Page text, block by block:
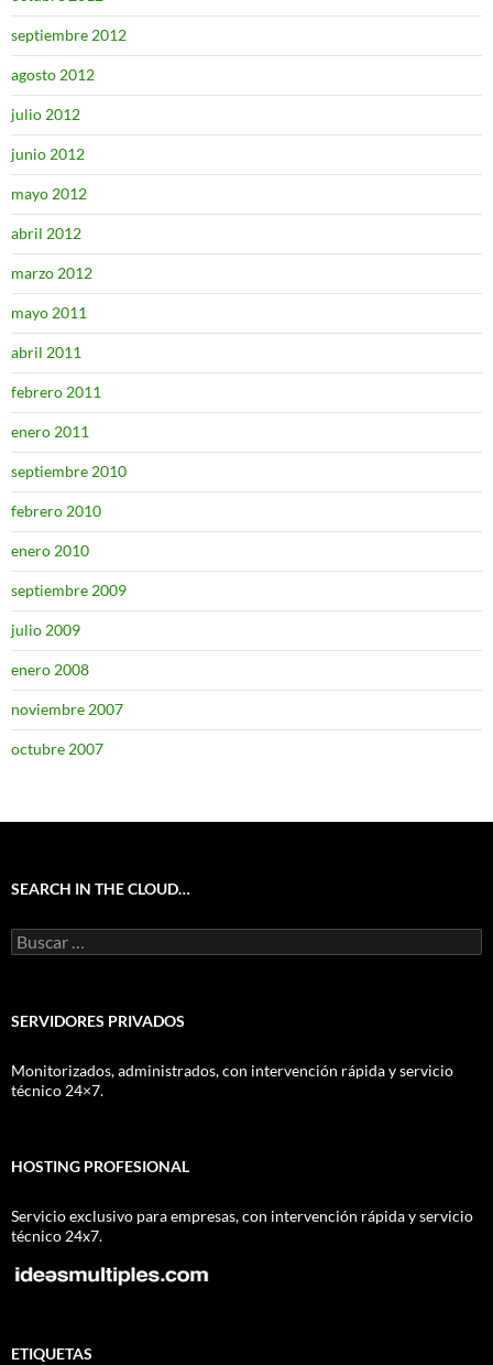
septiembre 2012
agosto 2012
julio 2012
junio 2012
mayo 2012
abril 2012
marzo 2012
mayo 2011
abril 2011
febrero 2011
enero 2011
septiembre 2010
febrero 2010
enero 2010
septiembre 2009
julio 2009
enero 2008
noviembre 2007
octubre 2007
SEARCH IN THE CLOUD…
Buscar:
SERVIDORES PRIVADOS
Monitorizados, administrados, con intervención rápida y servicio
técnico 24×7.
HOSTING PROFESIONAL
Servicio exclusivo para empresas, con intervención rápida y servicio
técnico 24x7.
ETIQUETAS